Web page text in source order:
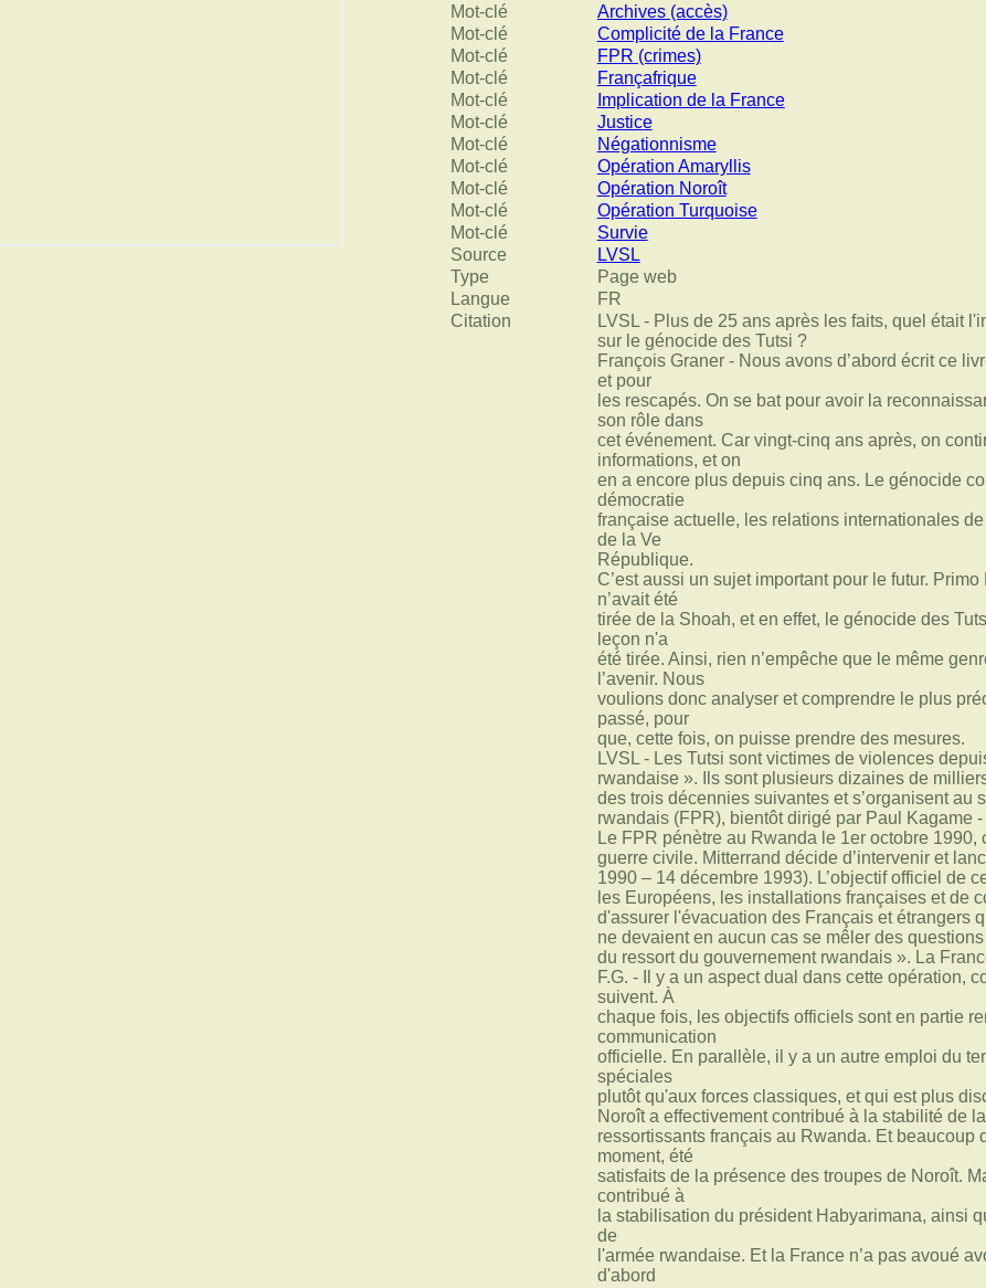
Mot-clé
Archives (accès)
Mot-clé
Complicité de la France
Mot-clé
FPR (crimes)
Mot-clé
Françafrique
Mot-clé
Implication de la France
Mot-clé
Justice
Mot-clé
Négationnisme
Mot-clé
Opération Amaryllis
Mot-clé
Opération Noroît
Mot-clé
Opération Turquoise
Mot-clé
Survie
Source
LVSL
Type
Page web
Langue
FR
Citation
LVSL - Plus de 25 ans après les faits, quel était
sur le génocide des Tutsi ?
François Graner - Nous avons d’abord écrit ce
et pour
les rescapés. On se bat pour avoir la
son rôle dans
cet événement. Car vingt-cinq ans après, on
informations, et on
en a encore plus depuis cinq ans. Le génocide
démocratie
française actuelle, les relations internationales
de la Ve
République.
C’est aussi un sujet important pour le futur.
n’avait été
tirée de la Shoah, et en effet, le génocide des
leçon n'a
été tirée. Ainsi, rien n’empêche que le même
l’avenir. Nous
voulions donc analyser et comprendre le plus
passé, pour
que, cette fois, on puisse prendre des mesures.
LVSL - Les Tutsi sont victimes de violences
rwandaise ». Ils sont plusieurs dizaines de
des trois décennies suivantes et s’organisent au
rwandais (FPR), bientôt dirigé par Paul Kagame
Le FPR pénètre au Rwanda le 1er octobre 1990,
guerre civile. Mitterrand décide d’intervenir et
1990 – 14 décembre 1993). L’objectif officiel de
les Européens, les installations françaises et de
d'assurer l'évacuation des Français et étrangers
ne devaient en aucun cas se mêler des
du ressort du gouvernement rwandais ». La
F.G. - Il y a un aspect dual dans cette opération,
suivent. À
chaque fois, les objectifs officiels sont en partie
communication
officielle. En parallèle, il y a un autre emploi du
spéciales
plutôt qu'aux forces classiques, et qui est plus
Noroît a effectivement contribué à la stabilité de
ressortissants français au Rwanda. Et beaucoup
moment, été
satisfaits de la présence des troupes de Noroît.
contribué à
la stabilisation du président Habyarimana, ainsi
de
l'armée rwandaise. Et la France n’a pas avoué
d'abord